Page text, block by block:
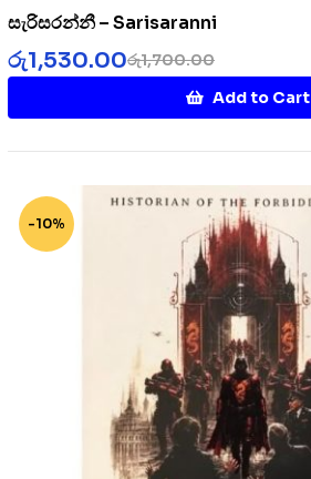
සැරිසරන්නී – Sarisaranni
රු1,700.00
රු1,530.00
Add to Cart
-10%